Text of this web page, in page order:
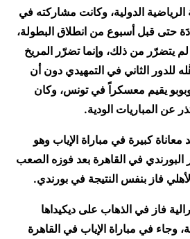
الدولية، وكانت مشاركته في
حتى قبل أسبوع من انطلاق البطولة،
يتضرّر من ذلك، وإنما تضرّر المريخ
للدور الثاني في التمهيدي دون أن
يقيم معسكراً في تونس، وكان
عن المباريات الودية.
كبيرة في مباراة الإياب وهو
البورندي في القاهرة بعد فوزه الصعب
فاز في الذهاب على ديكيداها
وجاء في مباراة الإياب في القاهرة